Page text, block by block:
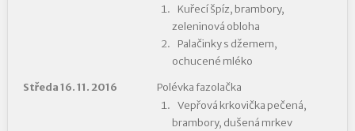
Kuřecí špíz, brambory,
zeleninová obloha
Palačinky s džemem,
ochucené mléko
Středa 16. 11. 2016
Polévka fazolačka
Vepřová krkovička pečená,
brambory, dušená mrkev